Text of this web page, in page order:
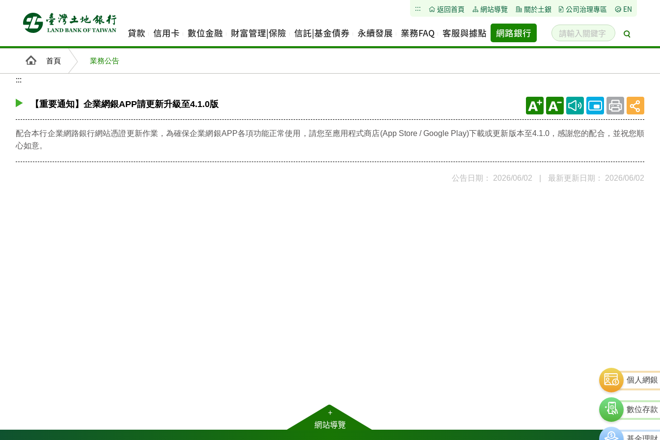
::: 返回首頁 網站導覽 關於土銀 公司治理專區 EN
貸款 信用卡 數位金融 財富管理|保險 信託|基金債券 永續發展 業務FAQ 客服與據點 網路銀行
請
輸
搜
尋
首頁 業務公告
:::
【重要通知】企業網銀APP請更新升級至4.1.0版
配合本行企業網路銀行網站憑證更新作業，為確保企業網銀APP各項功能正常使用，請您至應用程式商店(App Store / Google Play)下載或更新版本至4.1.0，感謝您的配合，並祝您順
心如意。
公告日期： 2026/06/02 最新更新日期： 2026/06/02
+
網站導覽
個人網銀
數位存款